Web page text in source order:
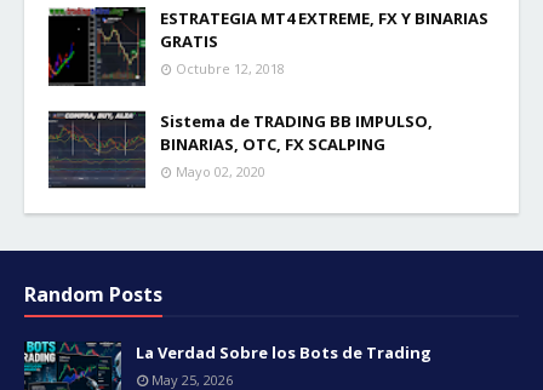
ESTRATEGIA MT4 EXTREME, FX Y BINARIAS
GRATIS
Octubre 12, 2018
Sistema de TRADING BB IMPULSO,
BINARIAS, OTC, FX SCALPING
Mayo 02, 2020
Random Posts
La Verdad Sobre los Bots de Trading
May 25, 2026